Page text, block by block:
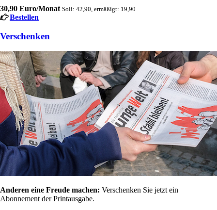
30,90 Euro/Monat Soli: 42,90, ermäßigt: 19,90
Bestellen
Verschenken
Anderen eine Freude machen: Verschenken Sie jetzt ein
Abonnement der Printausgabe.